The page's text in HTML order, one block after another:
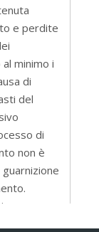
e perdite
minimo i
di
del
di
non è